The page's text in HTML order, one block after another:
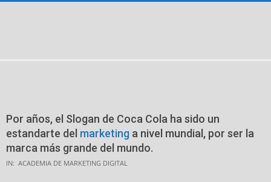
Por años, el Slogan de Coca Cola ha sido un
estandarte del marketing a nivel mundial, por ser la
marca más grande del mundo.
IN: ACADEMIA DE MARKETING DIGITAL